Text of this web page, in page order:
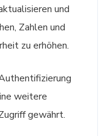
und
Zahlen und
zu erhöhen.
weitere
gewährt.